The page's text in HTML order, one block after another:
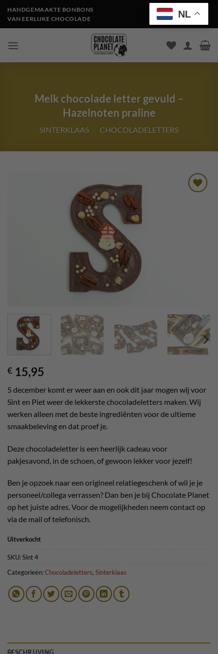
Ga
naar
inhoud
HANDGEMAAKTE BONBONS
VAN EERLIJKE CHOCOLADE
Melk chocolade letter gevuld –
Hazelnoten praline
SINTERKLAAS / CHOCOLADELETTERS
€ 15,95
5 december komt er weer aan en ook dit jaar mogen wij voor
Sint en Piet weer de lekkerste chocoladeletters maken. Wij
werken alleen met de beste ingrediënten voor de ultieme
smaakbeleving en dat proef je.
Deze chocoladeletter is een heerlijk cadeau voor
pakjesavond, in de schoen, of gewoon lekker voor jezelf!
Ben je opzoek naar een origineel relatiegeschenk of wil je je
personeel/collega verrassen? Dan ben je bij Chocolate Planet
op het juiste adres. Voor de mogelijkheden neem contact op
via de mail of telefonisch.
Uitverkocht
SKU:Sint 4
Categorieën:Chocoladeletters, Sinterklaas
BESCHRIJVING
NL